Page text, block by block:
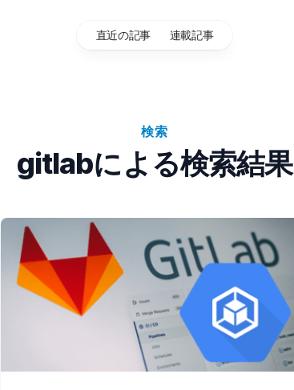
直近の記事 連載記事
検索
gitlabによる検索結果